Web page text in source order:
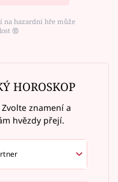
na hazardní hře může
⑱
HOROSKOP
Zvolte znamení a
hvězdy přejí.